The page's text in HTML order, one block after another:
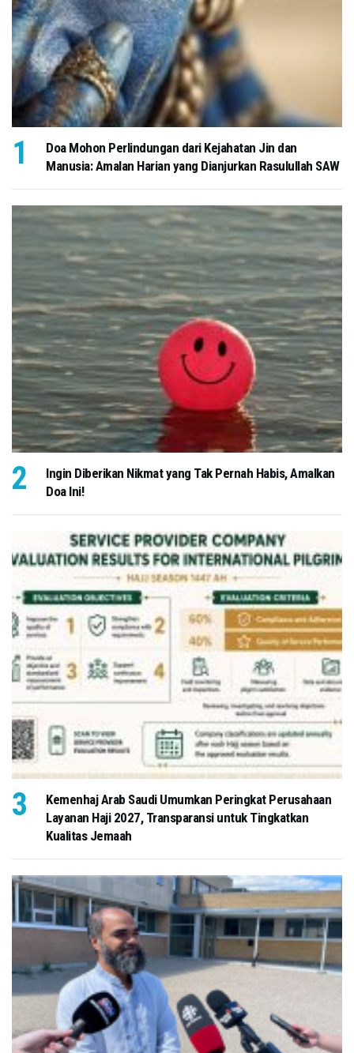
Doa Mohon Perlindungan dari Kejahatan Jin dan
Manusia: Amalan Harian yang Dianjurkan Rasulullah SAW
Ingin Diberikan Nikmat yang Tak Pernah Habis, Amalkan
Doa Ini!
Kemenhaj Arab Saudi Umumkan Peringkat Perusahaan
Layanan Haji 2027, Transparansi untuk Tingkatkan
Kualitas Jemaah